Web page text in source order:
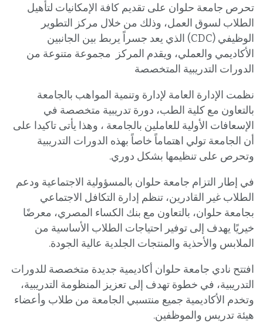
تحرص جامعة حلوان على تقديم كافة الإمكانيات لتأهيل
الطلاب لسوق العمل، وذلك من خلال مركز التطوير
الوظيفي (CDC) الذي يعد جسراً يربط بين الجانبين
الأكاديمي والعملي، ويقدم المركز مجموعة متنوعة من
الدورات التدريبية المتخصصة
نظمت الإدارة العامة لإدارة وتنمية المواهب بالجامعة
بالتعاون مع كلية الطب، دورة تدريبية متخصصة في
الإسعافات الأولية للعاملين بالجامعة ، وهذا يأتى تاكيدا على
أن الجامعة تولي اهتماماً خاصاً بهذه الدورات التدريبية
وتحرص على تنظيمها بشكل دوري.
في إطار التزام جامعة حلوان بالمسؤولية الاجتماعية ودعم
الطلاب غير القادرين، تنظم إدارة التكافل الاجتماعي
بجامعة حلوان، بالتعاون مع بنك الكساء المصري، معرضًا
خيريًا يهدف إلى توفير احتياجات الطلاب الأساسية من
الملابس والأحذية والمنتجات الجلدية عالية الجودة.
افتتح نادي جامعة حلوان أكاديمية جديدة متخصصة للدورات
التدريبية، في خطوة تهدف إلى تعزيز المنظومة التدريبية،
وتخدم الأكاديمية جميع منتسبي الجامعة من طلاب وأعضاء
هيئة تدريس والموظفين.